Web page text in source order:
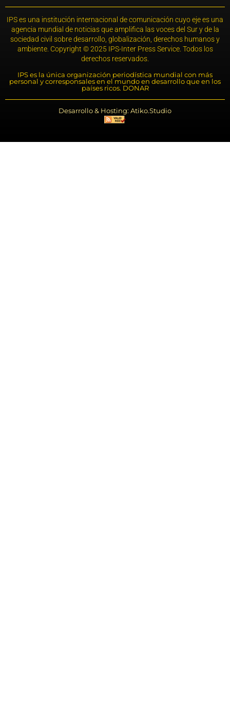
IPS es una institución internacional de comunicación cuyo eje es una
agencia mundial de noticias que amplifica las voces del Sur y de la
sociedad civil sobre desarrollo, globalización, derechos humanos y
ambiente. Copyright © 2025 IPS-Inter Press Service. Todos los
derechos reservados.
IPS es la única organización periodística mundial con más
personal y corresponsales en el mundo en desarrollo que en los
países ricos. DONAR
Desarrollo & Hosting: Atiko.Studio